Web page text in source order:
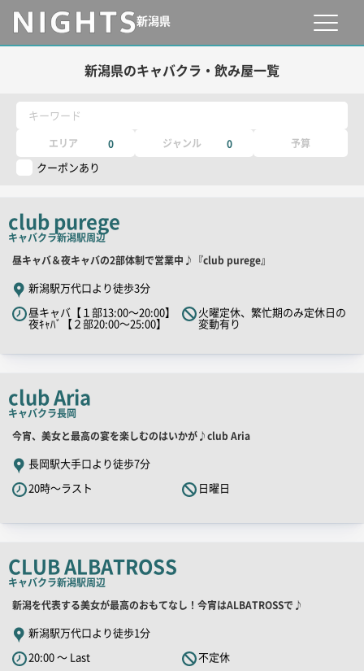
新潟県
新潟県のキャバクラ・飲み屋一覧
キーワード
エリア 0 ジャンル 0 予算
クーポンあり
club purege
キャバクラ新潟駅周辺
店
舗
PR
キ
ッ
コ
ピ
ー
昼キャバ＆夜キャバの2部体制で営業中♪『club purege』
新潟駅万代口より徒歩3分
昼キャバ【１部13:00～20:00】
夜ｷｬﾊﾞ【２部20:00～25:00】
火曜定休、繁忙期のみ定休日の
変動有り
club Aria
キャバクラ長岡
店
舗
PR
キ
コ
ピ
ー
今宵、美女と最高の宴を楽しむのはいかが♪club Aria
長岡駅大手口より徒歩7分
20時～ラスト
日曜日
CLUB ALBATROSS
キャバクラ新潟駅周辺
店
舗
PR
キ
新潟を代表する美女が最高のおもてなし！今宵はALBATROSSで♪
新潟駅万代口より徒歩1分
20:00 ～ Last
不定休